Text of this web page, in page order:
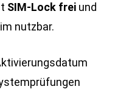
SIM-Lock frei und
nutzbar.